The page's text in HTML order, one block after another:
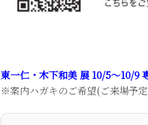
東一仁・木下和美 展 10/5～10/9
※案内ハガキのご希望(ご来場予